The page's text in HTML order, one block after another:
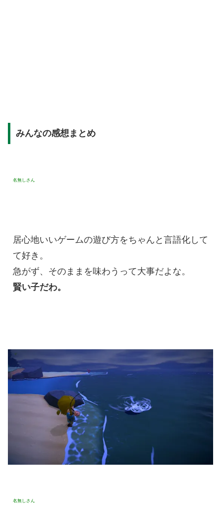
みんなの感想まとめ
名無しさん
居心地いいゲームの遊び方をちゃんと言語化して
て好き。
急がず、そのままを味わうって大事だよな。
賢い子だわ。
名無しさん